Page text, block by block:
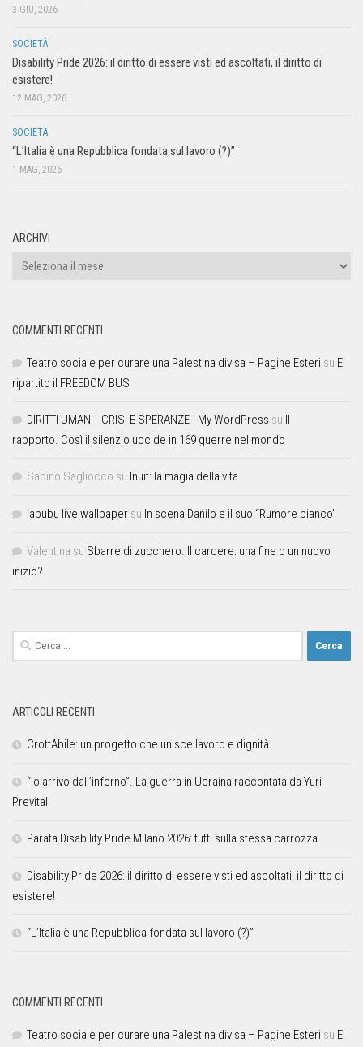
3 GIU, 2026
SOCIETÀ
Disability Pride 2026: il diritto di essere visti ed ascoltati, il diritto di
esistere!
12 MAG, 2026
SOCIETÀ
“L’Italia è una Repubblica fondata sul lavoro (?)”
1 MAG, 2026
ARCHIVI
COMMENTI RECENTI
Teatro sociale per curare una Palestina divisa – Pagine Esteri su E’
ripartito il FREEDOM BUS
DIRITTI UMANI - CRISI E SPERANZE - My WordPress su Il
rapporto. Così il silenzio uccide in 169 guerre nel mondo
Sabino Sagliocco su Inuit: la magia della vita
labubu live wallpaper su In scena Danilo e il suo “Rumore bianco”
Valentina su Sbarre di zucchero. Il carcere: una fine o un nuovo
inizio?
ARTICOLI RECENTI
CrottAbile: un progetto che unisce lavoro e dignità
“Io arrivo dall’inferno”. La guerra in Ucraina raccontata da Yuri
Previtali
Parata Disability Pride Milano 2026: tutti sulla stessa carrozza
Disability Pride 2026: il diritto di essere visti ed ascoltati, il diritto di
esistere!
“L’Italia è una Repubblica fondata sul lavoro (?)”
COMMENTI RECENTI
Teatro sociale per curare una Palestina divisa – Pagine Esteri su E’